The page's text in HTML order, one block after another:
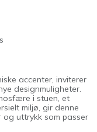
accenter, inviterer
designmuligheter.
i stuen, et
miljø, gir denne
uttrykk som passer